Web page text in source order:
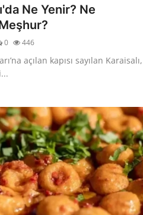
Ne Yenir? Ne
0 446
açılan kapısı sayılan Karaisalı,